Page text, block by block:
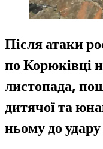
Після атаки
по Корюківці
листопада,
дитячої та
ньому до